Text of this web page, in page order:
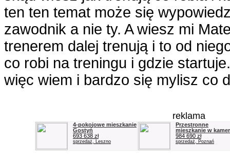
ten ten temat może się
zawodnik a nie ty. A wiesz mi
trenerem dalej trenują i to od
co robi na treningu i gdzie
więc wiem i bardzo się mylisz co
reklama
4-pokojowe mieszkanie
Gostyń
693 638 zł
sprzedaż, Leszno
Przestronne
mieszkanie w
984 690 zł
sprzedaż, Poznań